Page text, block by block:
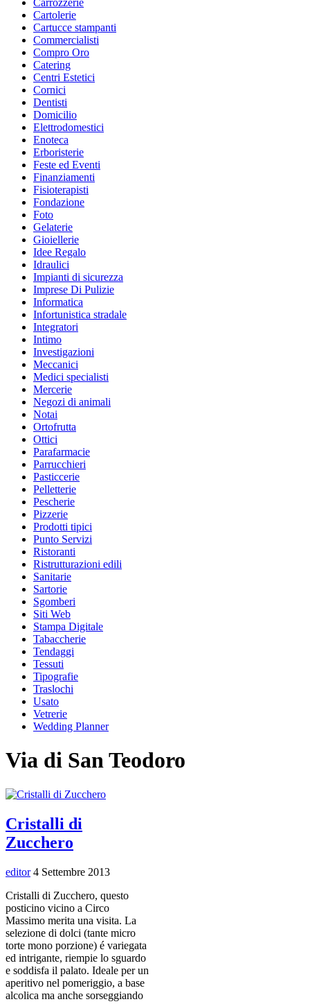
Carrozzerie
Cartolerie
Cartucce stampanti
Commercialisti
Compro Oro
Catering
Centri Estetici
Cornici
Dentisti
Domicilio
Elettrodomestici
Enoteca
Erboristerie
Feste ed Eventi
Finanziamenti
Fisioterapisti
Fondazione
Foto
Gelaterie
Gioiellerie
Idee Regalo
Idraulici
Impianti di sicurezza
Imprese Di Pulizie
Informatica
Infortunistica stradale
Integratori
Intimo
Investigazioni
Meccanici
Medici specialisti
Mercerie
Negozi di animali
Notai
Ortofrutta
Ottici
Parafarmacie
Parrucchieri
Pasticcerie
Pelletterie
Pescherie
Pizzerie
Prodotti tipici
Punto Servizi
Ristoranti
Ristrutturazioni edili
Sanitarie
Sartorie
Sgomberi
Siti Web
Stampa Digitale
Tabaccherie
Tendaggi
Tessuti
Tipografie
Traslochi
Usato
Vetrerie
Wedding Planner
Via di San Teodoro
Cristalli di
Zucchero
editor 4 Settembre 2013
Cristalli di Zucchero, questo
posticino vicino a Circo
Massimo merita una visita. La
selezione di dolci (tante micro
torte mono porzione) é variegata
ed intrigante, riempie lo sguardo
e soddisfa il palato. Ideale per un
aperitivo nel pomeriggio, a base
alcolica ma anche sorseggiando